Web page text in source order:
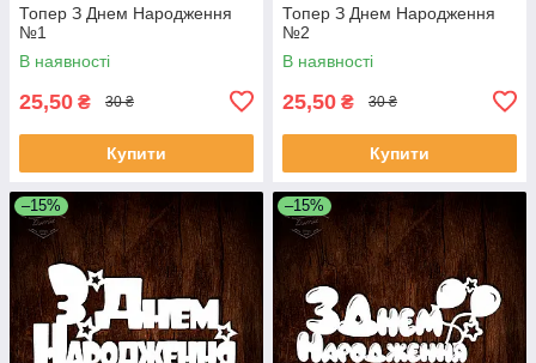
Топер З Днем Народження
№1
В наявності
25,50 ₴ 30 ₴
Купити
Топер З Днем Народження
№2
В наявності
25,50 ₴ 30 ₴
Купити
–15% –15%